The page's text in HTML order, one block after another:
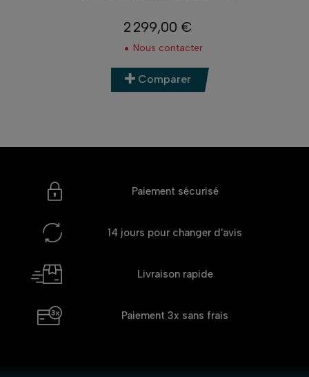
Paiement sécurisé
14 jours pour changer d'avis
Livraison rapide
Paiement 3x sans frais